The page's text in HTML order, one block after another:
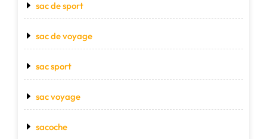
sac de sport
sac de voyage
sac sport
sac voyage
sacoche